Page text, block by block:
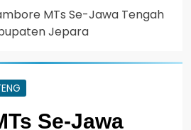
MTs Se-Jawa Tengah
Jepara
Se-Jawa